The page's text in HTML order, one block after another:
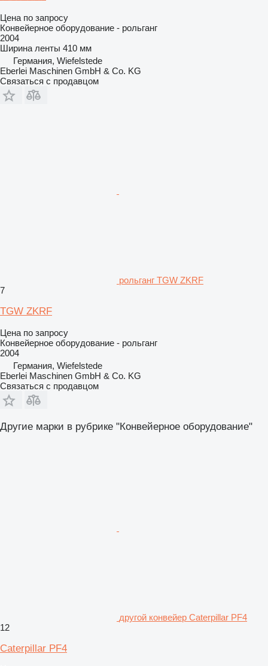
Цена по запросу
Конвейерное оборудование - рольганг
2004
Ширина ленты 410 мм
Германия, Wiefelstede
Eberlei Maschinen GmbH & Co. KG
Связаться с продавцом
рольганг TGW ZKRF
7
TGW ZKRF
Цена по запросу
Конвейерное оборудование - рольганг
2004
Германия, Wiefelstede
Eberlei Maschinen GmbH & Co. KG
Связаться с продавцом
Другие марки в рубрике "Конвейерное оборудование"
другой конвейер Caterpillar PF4
12
Caterpillar PF4